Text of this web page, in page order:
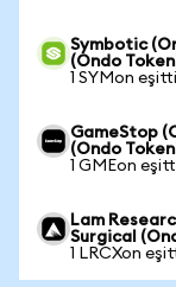
Symbotic
(Ondo
1 SYMon
GameStop
(Ondo
1 GMEon
Lam
Surgical
1 LRCXon